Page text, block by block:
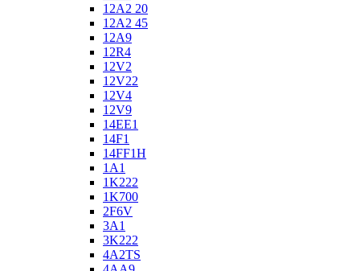
12A2 20
12A2 45
12A9
12R4
12V2
12V22
12V4
12V9
14EE1
14F1
14FF1H
1A1
1K222
1K700
2F6V
3A1
3K222
4A2TS